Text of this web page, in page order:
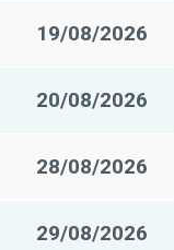
19/08/2026
20/08/2026
28/08/2026
29/08/2026